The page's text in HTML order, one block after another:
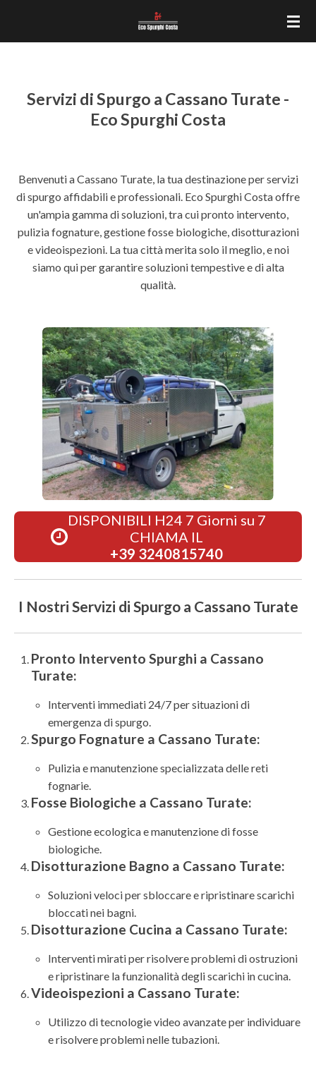
Servizi di Spurgo a Cassano Turate -
Eco Spurghi Costa
Benvenuti a Cassano Turate, la tua destinazione per servizi
di spurgo affidabili e professionali. Eco Spurghi Costa offre
un'ampia gamma di soluzioni, tra cui pronto intervento,
pulizia fognature, gestione fosse biologiche, disotturazioni
e videoispezioni. La tua città merita solo il meglio, e noi
siamo qui per garantire soluzioni tempestive e di alta
qualità.
DISPONIBILI H24 7 Giorni su 7
CHIAMA IL
+39 3240815740
I Nostri Servizi di Spurgo a Cassano Turate
Pronto Intervento Spurghi a Cassano
Turate:
Interventi immediati 24/7 per situazioni di
emergenza di spurgo.
Spurgo Fognature a Cassano Turate:
Pulizia e manutenzione specializzata delle reti
fognarie.
Fosse Biologiche a Cassano Turate:
Gestione ecologica e manutenzione di fosse
biologiche.
Disotturazione Bagno a Cassano Turate:
Soluzioni veloci per sbloccare e ripristinare scarichi
bloccati nei bagni.
Disotturazione Cucina a Cassano Turate:
Interventi mirati per risolvere problemi di ostruzioni
e ripristinare la funzionalità degli scarichi in cucina.
Videoispezioni a Cassano Turate:
Utilizzo di tecnologie video avanzate per individuare
e risolvere problemi nelle tubazioni.